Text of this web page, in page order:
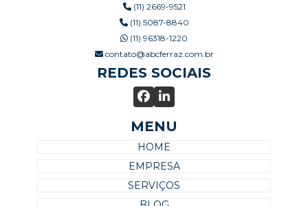
(11) 2669-9521
(11) 5087-8840
(11) 96318-1220
contato@abcferraz.com.br
REDES SOCIAIS
MENU
HOME
EMPRESA
SERVIÇOS